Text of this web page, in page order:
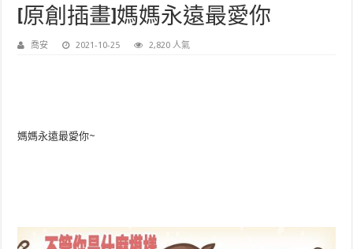
[原創插畫]媽媽永遠最愛你
喬安 2021-10-25 2,820 人氣
媽媽永遠最愛你~